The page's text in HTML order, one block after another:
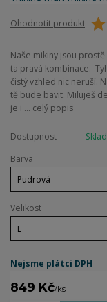
Ohodnotit produkt
Naše mikiny jsou
ta pravá kombinace.
čistý vzhled nic neruší.
tě bude bavit. Miluješ
je i ... celý popis
Dostupnost
Barva
Velikost
Nejsme plátci DPH
849 Kč/ks